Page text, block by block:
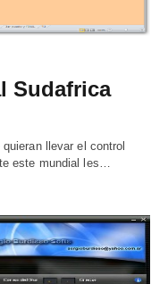
Sudafrica
llevar el control
este mundial les…